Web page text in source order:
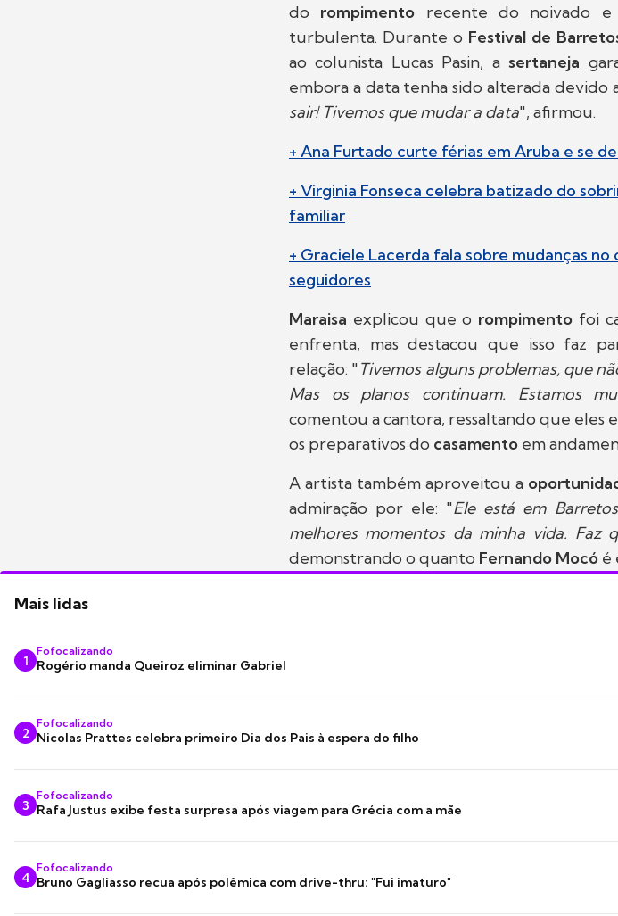
do rompimento recente do noivado e
turbulenta. Durante o Festival de
ao colunista Lucas Pasin, asertaneja
embora a data tenha sido alterada devido
sair! Tivemos que mudar a data", afirmou.
+ Ana Furtado curte férias em Aruba e se
+ Virginia Fonseca celebra batizado do
familiar
+ Graciele Lacerda fala sobre mudanças
seguidores
Maraisa explicou que o rompimento foi
enfrenta, mas destacou que isso faz
relação: "Tivemos alguns problemas, que
Mas os planos continuam. Estamos
comentou a cantora, ressaltando que eles
os preparativos do casamento em
A artista também aproveitou a
admiração por ele: "Ele está em
melhores momentos da minha vida. Faz
demonstrando o quanto Fernando Mocó é
Mais lidas
1
Fofocalizando
Rogério manda Queiroz eliminar Gabriel
2
Fofocalizando
Nicolas Prattes celebra primeiro Dia dos Pais à espera do filho
3
Fofocalizando
Rafa Justus exibe festa surpresa após viagem para Grécia com a mãe
4
Fofocalizando
Bruno Gagliasso recua após polêmica com drive-thru: "Fui imaturo"